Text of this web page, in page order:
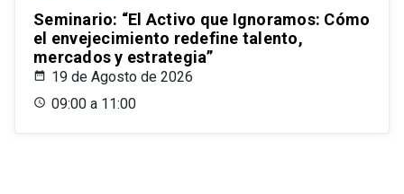
Seminario: “El Activo que Ignoramos: Cómo
el envejecimiento redefine talento,
mercados y estrategia”
19 de Agosto de 2026
09:00 a 11:00